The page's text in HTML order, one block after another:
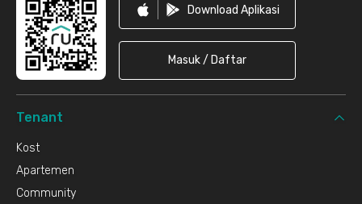
Download Aplikasi
Masuk / Daftar
Tenant
Kost
Apartemen
Community